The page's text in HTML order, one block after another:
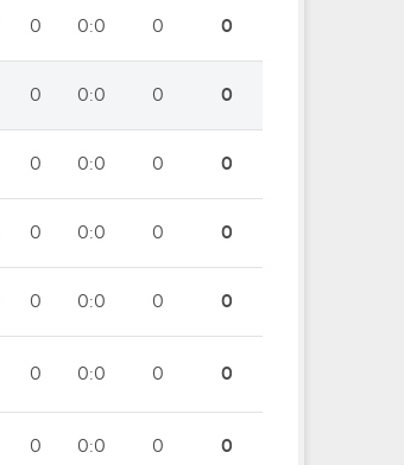
0 0:0 0 0
0 0:0 0 0
0 0:0 0 0
0 0:0 0 0
0 0:0 0 0
0 0:0 0 0
0 0:0 0 0